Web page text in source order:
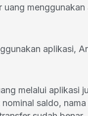
uang
aplikasi,
melalui aplikasi
saldo,